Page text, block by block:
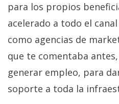
para los propios
acelerado a todo el
como agencias de
que te comentaba
generar empleo, para
soporte a toda la